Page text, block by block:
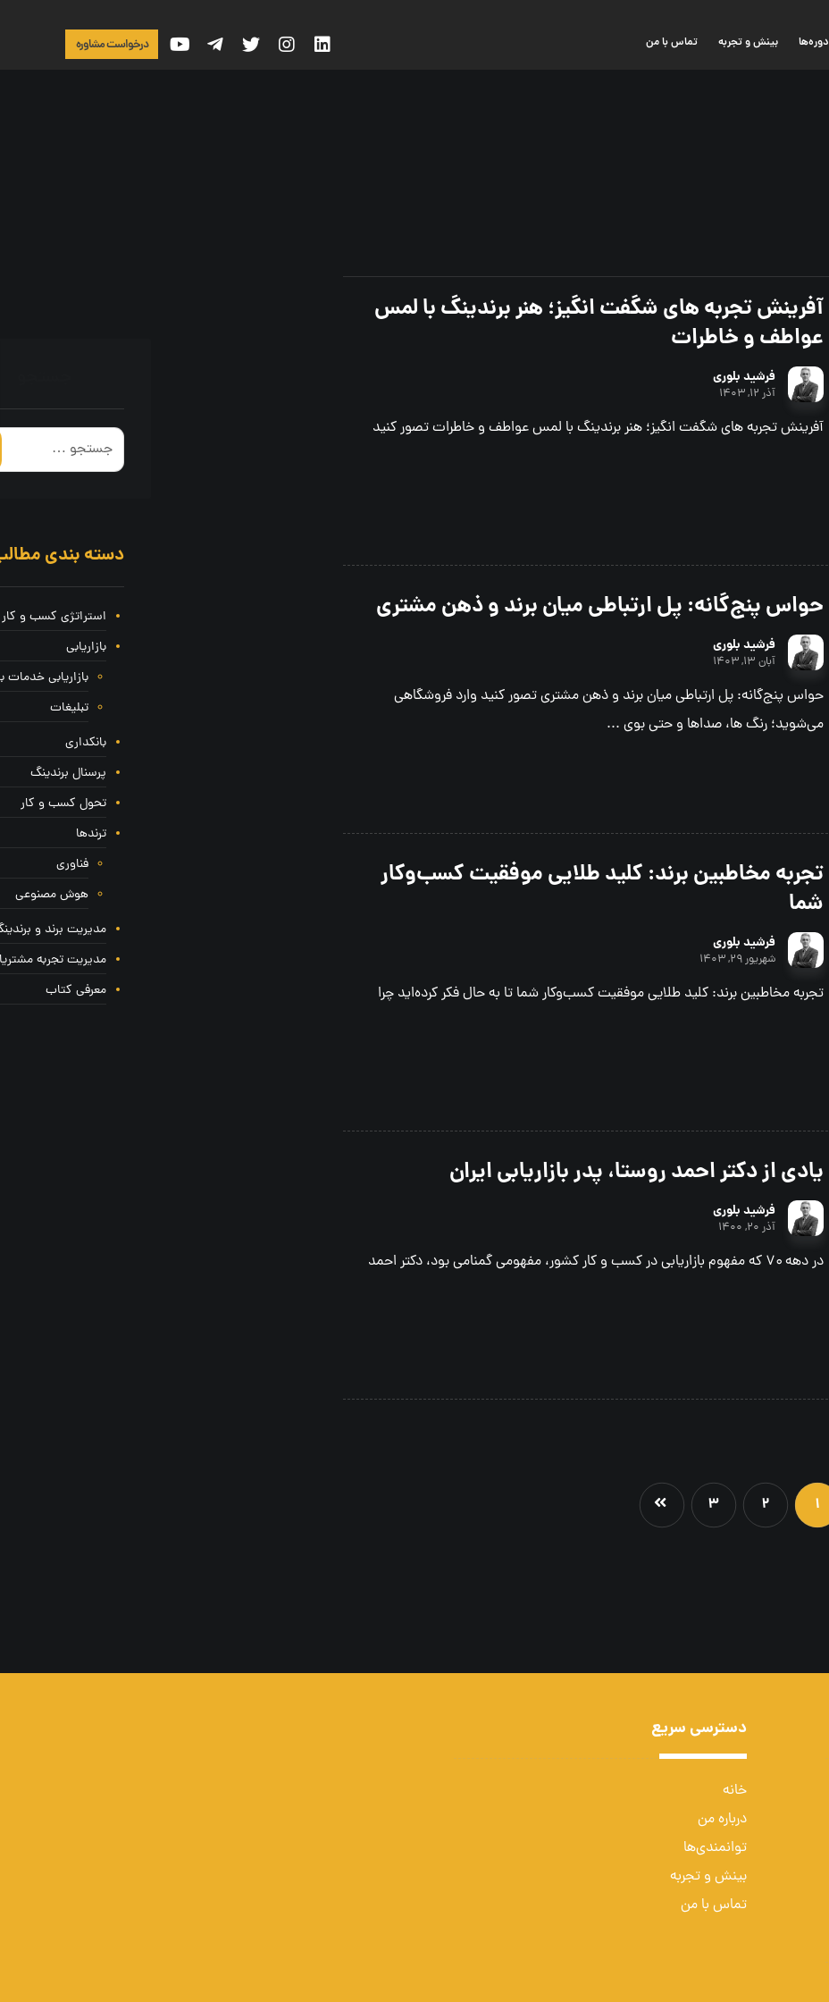
دوره‌ها بینش و تجربه تماس با من درخواست مشاوره
آفرینش تجربه های شگفت انگیز؛ هنر برندینگ با لمس
عواطف و خاطرات
فرشید بلوری
آذر ۱۲, ۱۴۰۳
آفرینش تجربه های شگفت انگیز؛ هنر برندینگ با لمس عواطف و خاطرات تصور کنید
حواس پنج‌گانه: پل ارتباطی میان برند و ذهن مشتری
فرشید بلوری
آبان ۱۳, ۱۴۰۳
حواس پنج‌گانه: پل ارتباطی میان برند و ذهن مشتری تصور کنید وارد فروشگاهی
می‌شوید؛ رنگ ها، صداها و حتی بوی ...
تجربه مخاطبین برند: کلید طلایی موفقیت کسب‌وکار
شما
فرشید بلوری
شهریور ۲۹, ۱۴۰۳
تجربه مخاطبین برند: کلید طلایی موفقیت کسب‌وکار شما تا به حال فکر کرده‌اید چرا
یادی از دکتر احمد روستا، پدر بازاریابی ایران
فرشید بلوری
آذر ۲۰, ۱۴۰۰
در دهه ۷۰ که مفهوم بازاریابی در کسب و کار کشور، مفهومی گمنامی بود، دکتر احمد
۱ ۲ ۳
دسته بندی
استراتژی کسب و کار
بازاریابی
بازاریابی خدمات
تبلیغات
بانکداری
پرسنال برندینگ
تحول کسب و کار
ترندها
فناوری
هوش مصنوعی
مدیریت برند و
مدیریت تجربه
معرفی کتاب
دسترسی سریع
خانه
درباره من
توانمندی‌ها
بینش و تجربه
تماس با من